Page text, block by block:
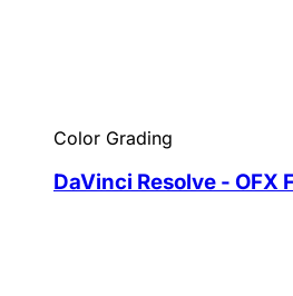
Color Grading
DaVinci Resolve - OFX